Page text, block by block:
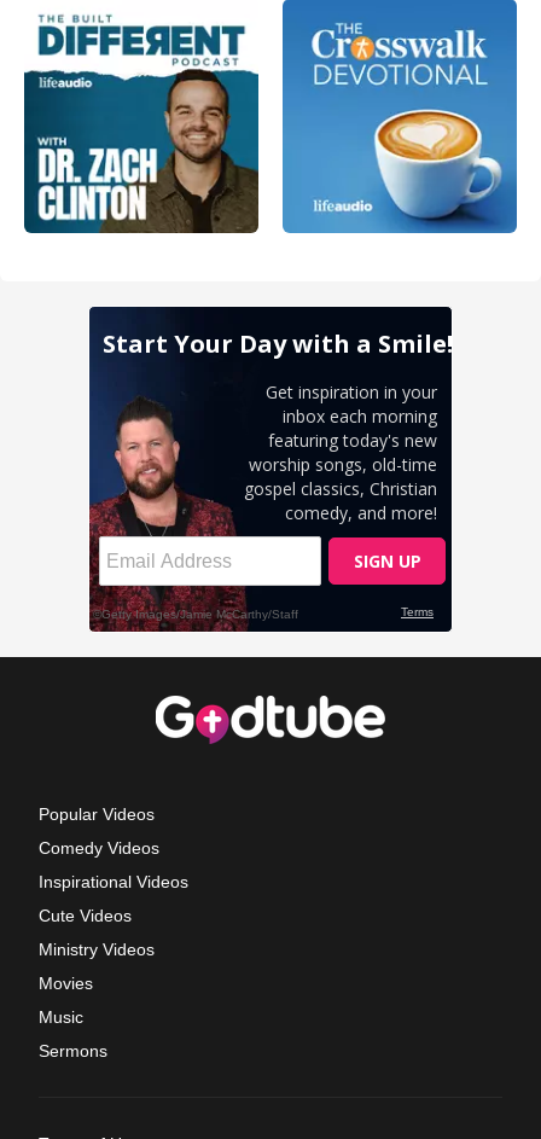
Popular Videos
Comedy Videos
Inspirational Videos
Cute Videos
Ministry Videos
Movies
Music
Sermons